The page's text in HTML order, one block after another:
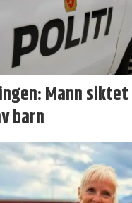
Mann
barn